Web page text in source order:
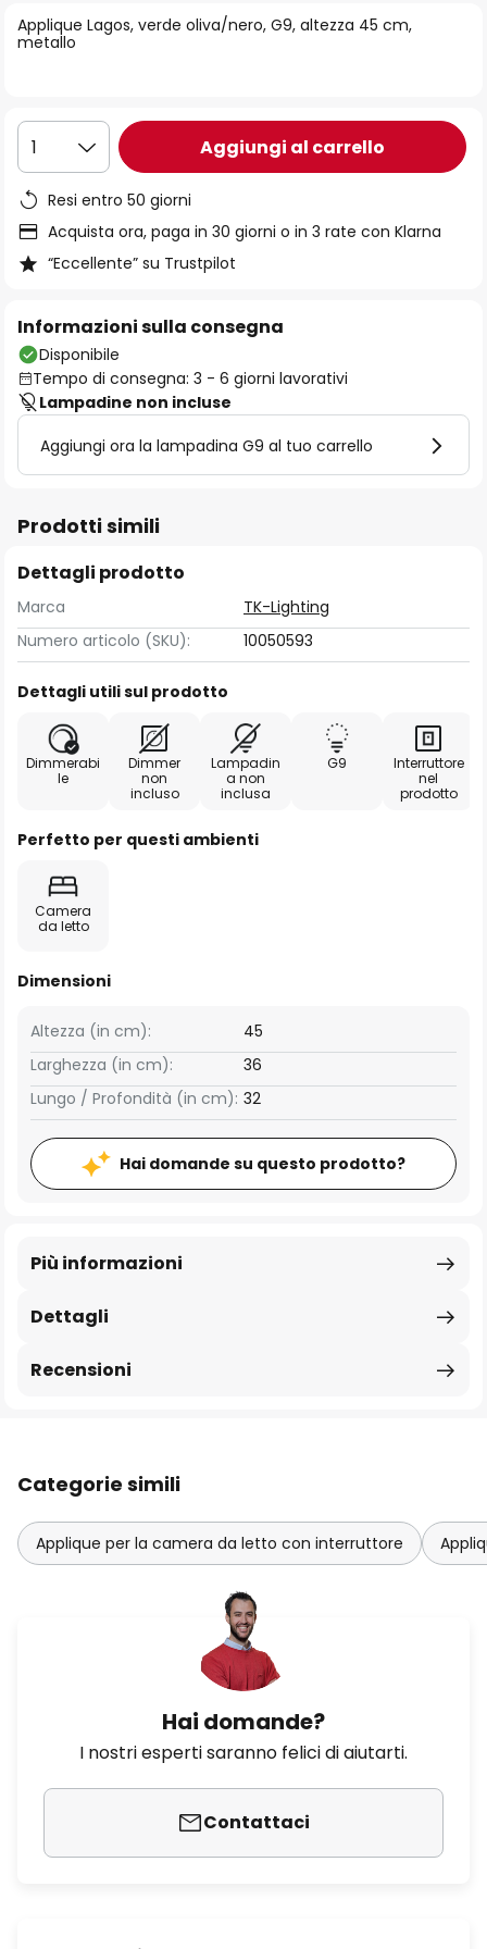
immagini
Applique Lagos, verde oliva/nero, G9, altezza 45 cm,
metallo
1 Aggiungi al carrello
Resi entro 50 giorni
Acquista ora, paga in 30 giorni o in 3 rate con Klarna
“Eccellente” su Trustpilot
Informazioni sulla consegna
Disponibile
Tempo di consegna: 3 - 6 giorni lavorativi
Lampadine non incluse
Aggiungi ora la lampadina G9 al tuo carrello
Prodotti simili
Dettagli prodotto
Marca
TK-Lighting
Numero articolo (SKU):
10050593
Dettagli utili sul prodotto
Dimmerabi
le
Dimmer
non
incluso
Lampadin
a non
inclusa
G9
Interruttore
nel
prodotto
Perfetto per questi ambienti
Camera
da letto
Dimensioni
Larghezza (in cm): 36
Altezza (in cm): 45
Lungo / Profondità (in cm): 32
Hai domande su questo prodotto?
Dettagli
Più informazioni
Recensioni
Categorie simili
Applique per la camera da letto con interruttore
Hai domande?
I nostri esperti saranno felici di aiutarti.
Contattaci